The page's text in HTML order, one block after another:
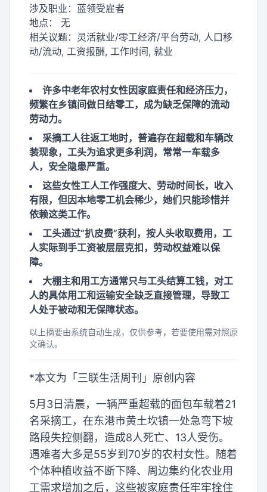
涉及职业： 蓝领受雇者
地点： 无
相关议题： 灵活就业/零工经济/平台劳动, 人口移
动/流动, 工资报酬, 工作时间, 就业
许多中老年农村女性因家庭责任和经济压力，
频繁在乡镇间做日结零工，成为缺乏保障的流动
劳动力。
采摘工人往返工地时，普遍存在超载和车辆改
装现象，工头为追求更多利润，常常一车载多
人，安全隐患严重。
这些女性工人工作强度大、劳动时间长，收入
有限，但因本地零工机会稀少，她们只能珍惜并
依赖这类工作。
工头通过“扒皮费”获利，按人头收取费用，工
人实际到手工资被层层克扣，劳动权益难以保
障。
大棚主和用工方通常只与工头结算工钱，对工
人的具体用工和运输安全缺乏直接管理，导致工
人处于被动和无保障状态。
以上摘要由系统自动生成，仅供参考，若要使用需对照原
文确认。
*本文为「三联生活周刊」原创内容
5月3日清晨，一辆严重超载的面包车载着21
名采摘工，在东港市黄土坎镇一处急弯下坡
路段失控侧翻，造成8人死亡、13人受伤。
遇难者大多是55岁到70岁的农村女性。随着
个体种植收益不断下降、周边集约化农业用
工需求增加之后，这些被家庭责任牢牢拴住